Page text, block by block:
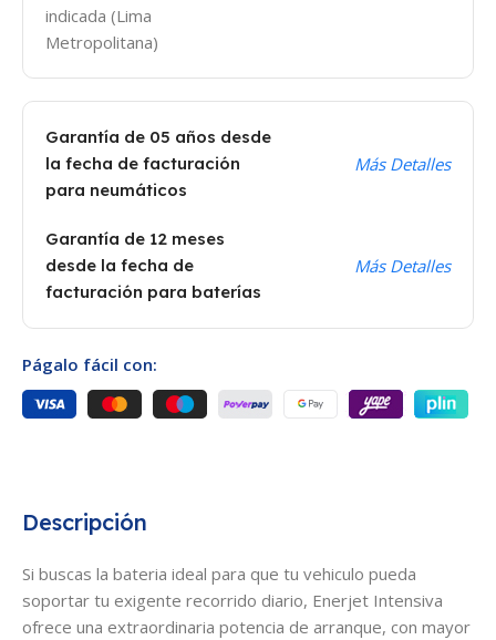
Descripción
Si buscas la bateria ideal para que tu vehiculo pueda
soportar tu exigente recorrido diario, Enerjet Intensiva
ofrece una extraordinaria potencia de arranque, con mayor
indicada (Lima
Metropolitana)
Garantía de 05 años desde
la fecha de facturación
para neumáticos
Más Detalles
Garantía de 12 meses
desde la fecha de
facturación para baterías
Más Detalles
Págalo fácil con: